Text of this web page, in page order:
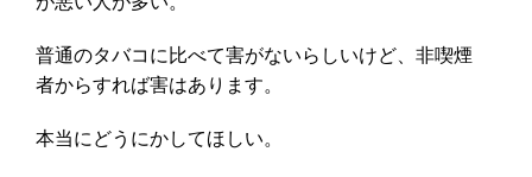
普通のタバコに比べて害がないらしいけど、非喫煙
者からすれば害はあります。
本当にどうにかしてほしい。